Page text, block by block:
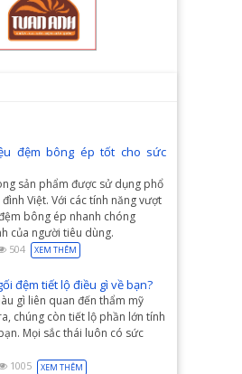
đệm bông ép tốt cho sức
sản phẩm được sử dụng phổ
Việt. Với các tính năng vượt
bông ép nhanh chóng
của người tiêu dùng.
504 XEM THÊM
đệm tiết lộ điều gì về bạn?
gì liên quan đến thẩm mỹ
chúng còn tiết lộ phần lớn tính
Mọi sắc thái luôn có sức
1005 XEM THÊM